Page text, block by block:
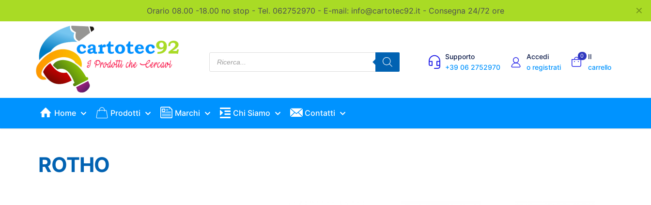
Orario 08.00 -18.00 no stop - Tel. 062752970 - E-mail: info@cartotec92.it - Consegna 24/72 ore ✕
Products
search
Supporto
+39 06 2752970
Accedi
o registrati
0
Il
carrello
Home Prodotti Marchi Chi Siamo Contatti
ROTHO